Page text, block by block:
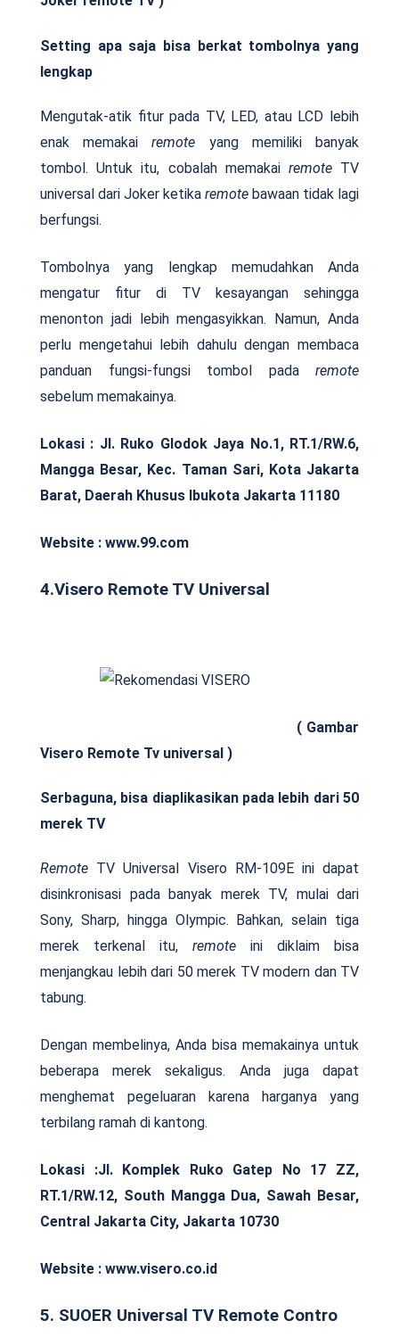
Setting apa saja bisa berkat tombolnya yang
lengkap
Mengutak-atik fitur pada TV, LED, atau LCD lebih
enak memakairemote yang memiliki banyak
tombol. Untuk itu, cobalah memakai remoteTV
universal dari Joker ketika remote bawaan tidak lagi
berfungsi.
Tombolnya yang lengkap memudahkan Anda
mengatur fitur di TV kesayangan sehingga
menonton jadi lebih mengasyikkan. Namun, Anda
perlu mengetahui lebih dahulu dengan membaca
panduan fungsi-fungsi tombol padaremote
sebelum memakainya.
Lokasi : Jl. Ruko Glodok Jaya No.1, RT.1/RW.6,
Mangga Besar, Kec. Taman Sari, Kota Jakarta
Barat, Daerah Khusus Ibukota Jakarta 11180
Website : www.99.com
4.Visero Remote TV Universal
( Gambar
Visero Remote Tv universal )
Serbaguna, bisa diaplikasikan pada lebih dari 50
merek TV
Remote TV Universal Visero RM-109E ini dapat
disinkronisasi pada banyak merek TV, mulai dari
Sony, Sharp, hingga Olympic. Bahkan, selain tiga
merek terkenal itu, remote ini diklaim bisa
menjangkau lebih dari 50 merek TV modern dan TV
tabung.
Dengan membelinya, Anda bisa memakainya untuk
beberapa merek sekaligus. Anda juga dapat
menghemat pegeluaran karena harganya yang
terbilang ramah di kantong.
Lokasi :Jl. Komplek Ruko Gatep No 17 ZZ,
RT.1/RW.12, South Mangga Dua, Sawah Besar,
Central Jakarta City, Jakarta 10730
Website : www.visero.co.id
5. SUOER Universal TV Remote Contro